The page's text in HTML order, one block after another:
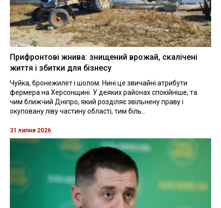
Прифронтові жнива: знищений врожай, скалічені
життя і збитки для бізнесу
Чуйка, бронежилет і шолом. Нині це звичайні атрибути
фермера на Херсонщині. У деяких районах спокійніше, та
чим ближчий Дніпро, який розділяє звільнену праву і
окуповану ліву частину області, тим біль...
31 липня 2026